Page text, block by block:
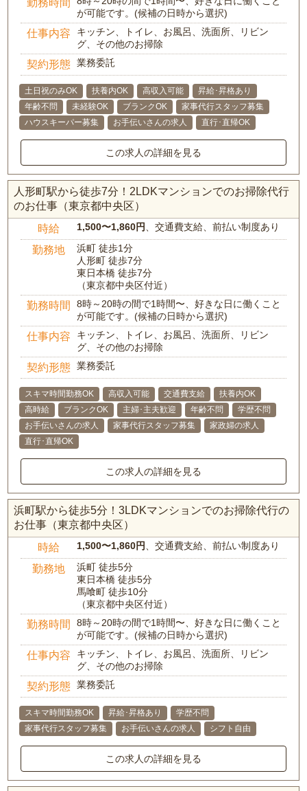
が可能です。(候補の日時から選択)
仕事内容
キッチン、トイレ、お風呂、洗面所、リビン
グ、その他のお掃除
契約形態 業務委託
土日祝のみOK 扶養内OK 高収入可能
昇給･昇格あり
年齢不問
未経験OK ブランクOK
家事代行スタッフ募集
ハウスキーパー募集
お手伝いさんの求人 直行･直帰OK
この求人の詳細を見る
人形町駅から徒歩7分！2LDKマンションでのお掃除代行
のお仕事（東京都中央区）
時給 1,500〜1,860円、交通費支給、前払い制度あり
勤務地
浜町 徒歩1分
人形町 徒歩7分
東日本橋 徒歩7分
（東京都中央区付近）
勤務時間
8時～20時の間で1時間〜、好きな日に働くこと
が可能です。(候補の日時から選択)
仕事内容
キッチン、トイレ、お風呂、洗面所、リビン
グ、その他のお掃除
契約形態 業務委託
スキマ時間勤務OK 高収入可能 交通費支給
扶養内OK
高時給
ブランクOK 主婦･主夫歓迎 年齢不問
学歴不問
お手伝いさんの求人
家事代行スタッフ募集
家政婦の求人
直行･直帰OK
この求人の詳細を見る
浜町駅から徒歩5分！3LDKマンションでのお掃除代行の
お仕事（東京都中央区）
時給 1,500〜1,860円、交通費支給、前払い制度あり
勤務地
浜町 徒歩5分
東日本橋 徒歩5分
馬喰町 徒歩10分
（東京都中央区付近）
勤務時間
8時～20時の間で1時間〜、好きな日に働くこと
が可能です。(候補の日時から選択)
仕事内容
キッチン、トイレ、お風呂、洗面所、リビン
グ、その他のお掃除
契約形態 業務委託
スキマ時間勤務OK 昇給･昇格あり
学歴不問
家事代行スタッフ募集
お手伝いさんの求人 シフト自由
この求人の詳細を見る